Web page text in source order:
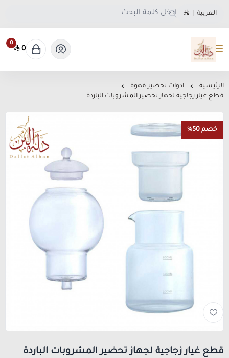
العربية
متجر دلة البن
0
0
الرئيسية
ادوات تحضير قهوة
قطع غيار زجاجية لجهاز تحضير المشروبات الباردة
خصم 50%
قطع غيار زجاجية لجهاز تحضير المشروبات الباردة